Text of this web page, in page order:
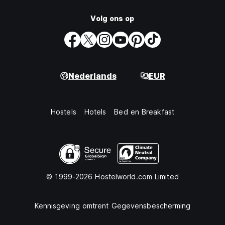
Volg ons op
Nederlands EUR
Hostels Hotels Bed en Breakfast
© 1999-2026 Hostelworld.com Limited
Kennisgeving omtrent Gegevensbescherming